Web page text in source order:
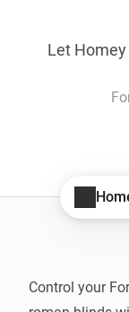
Let
Control your